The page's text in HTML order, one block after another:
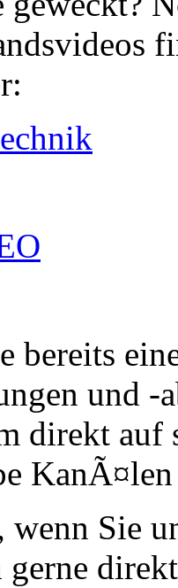
bereits
und -
direkt auf
Sie
gerne